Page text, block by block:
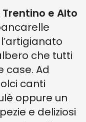
e Alto
che tutti
case. Ad
canti
oppure un
e deliziosi